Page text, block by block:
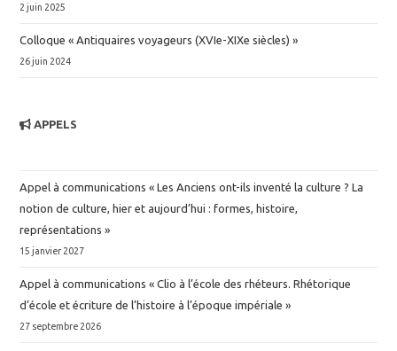
2 juin 2025
Colloque « Antiquaires voyageurs (XVIe-XIXe siècles) »
26 juin 2024
APPELS
Appel à communications « Les Anciens ont-ils inventé la culture ? La
notion de culture, hier et aujourd’hui : formes, histoire,
représentations »
15 janvier 2027
Appel à communications « Clio à l’école des rhéteurs. Rhétorique
d’école et écriture de l’histoire à l’époque impériale »
27 septembre 2026